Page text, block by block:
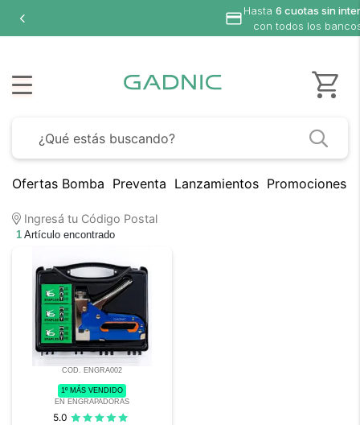
Hasta 6 cuotas sin
con todos los
Ofertas Bomba Preventa Lanzamientos Promociones
Ingresá tu Código Postal
1 Artículo encontrado
COD. ENGRA002
1º MÁS VENDIDO
EN ENGRAPADORAS
5.0